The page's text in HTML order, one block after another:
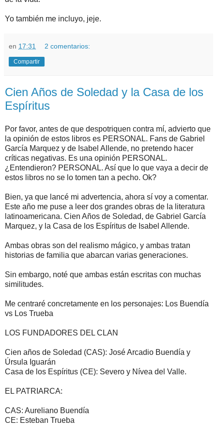
Yo también me incluyo, jeje.
en 17:31 2 comentarios:
Compartir
Cien Años de Soledad y la Casa de los
Espíritus
Por favor, antes de que despotriquen contra mí, advierto que
la opinión de estos libros es PERSONAL. Fans de Gabriel
García Marquez y de Isabel Allende, no pretendo hacer
críticas negativas. Es una opinión PERSONAL.
¿Entendieron? PERSONAL. Así que lo que vaya a decir de
estos libros no se lo tomen tan a pecho. Ok?
Bien, ya que lancé mi advertencia, ahora sí voy a comentar.
Este año me puse a leer dos grandes obras de la literatura
latinoamericana. Cien Años de Soledad, de Gabriel García
Marquez, y la Casa de los Espíritus de Isabel Allende.
Ambas obras son del realismo mágico, y ambas tratan
historias de familia que abarcan varias generaciones.
Sin embargo, noté que ambas están escritas con muchas
similitudes.
Me centraré concretamente en los personajes: Los Buendía
vs Los Trueba
LOS FUNDADORES DEL CLAN
Cien años de Soledad (CAS): José Arcadio Buendía y
Úrsula Iguarán
Casa de los Espíritus (CE): Severo y Nívea del Valle.
EL PATRIARCA:
CAS: Aureliano Buendía
CE: Esteban Trueba